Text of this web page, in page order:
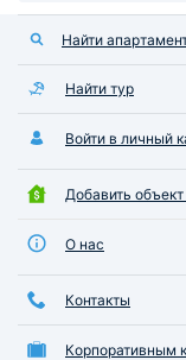
Найти
Найти тур
Войти в личный
Добавить
О нас
Контакты
Корпоративным